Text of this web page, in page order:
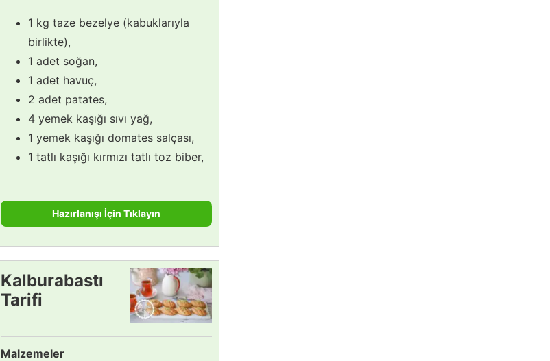
1 kg taze bezelye (kabuklarıyla
birlikte),
1 adet soğan,
1 adet havuç,
2 adet patates,
4 yemek kaşığı sıvı yağ,
1 yemek kaşığı domates salçası,
1 tatlı kaşığı kırmızı tatlı toz biber,
Hazırlanışı İçin Tıklayın
Kalburabastı
Tarifi
Malzemeler